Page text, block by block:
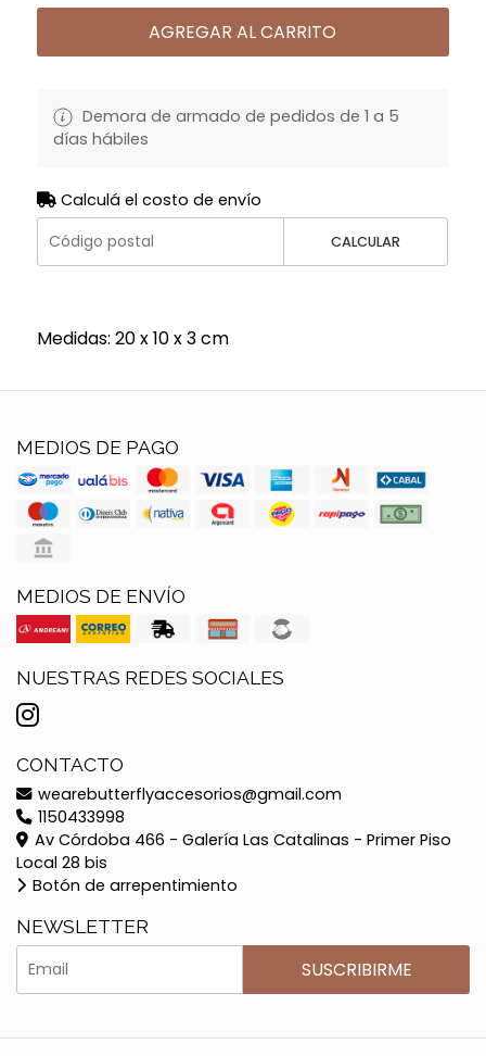
AGREGAR AL CARRITO
Demora de armado de pedidos de 1 a 5
días hábiles
Calculá el costo de envío
CALCULAR
Medidas: 20 x 10 x 3 cm
MEDIOS DE PAGO
MEDIOS DE ENVÍO
NUESTRAS REDES SOCIALES
CONTACTO
wearebutterflyaccesorios@gmail.com
1150433998
Av Córdoba 466 - Galería Las Catalinas - Primer Piso
Local 28 bis
Botón de arrepentimiento
NEWSLETTER
SUSCRIBIRME